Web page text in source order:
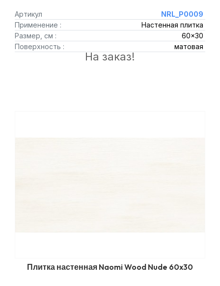
Артикул
NRL_P0009
Применение :
Настенная плитка
Размер, см :
60x30
Поверхность :
матовая
На заказ!
Плитка настенная Naomi Wood Nude 60x30